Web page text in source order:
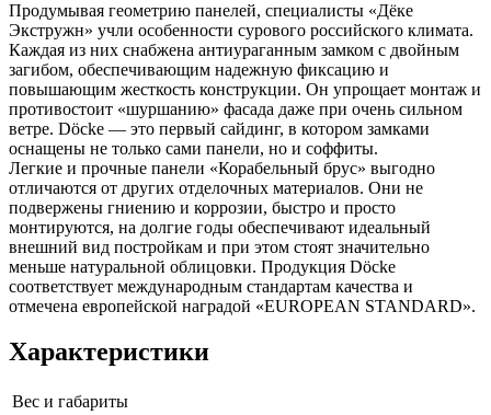
Продумывая геометрию панелей, специалисты «Дёке
Экстружн» учли особенности сурового российского климата.
Каждая из них снабжена антиураганным замком с двойным
загибом, обеспечивающим надежную фиксацию и
повышающим жесткость конструкции. Он упрощает монтаж и
противостоит «шуршанию» фасада даже при очень сильном
ветре. Döcke — это первый сайдинг, в котором замками
оснащены не только сами панели, но и соффиты.
Легкие и прочные панели «Корабельный брус» выгодно
отличаются от других отделочных материалов. Они не
подвержены гниению и коррозии, быстро и просто
монтируются, на долгие годы обеспечивают идеальный
внешний вид постройкам и при этом стоят значительно
меньше натуральной облицовки. Продукция Döcke
соответствует международным стандартам качества и
отмечена европейской наградой «EUROPEAN STANDARD».
Характеристики
Вес и габариты